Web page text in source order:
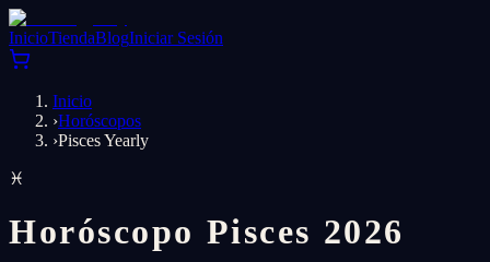
InicioTiendaBlogIniciar Sesión
Inicio
›Horóscopos
›Pisces Yearly
♓
Horóscopo Pisces 2026